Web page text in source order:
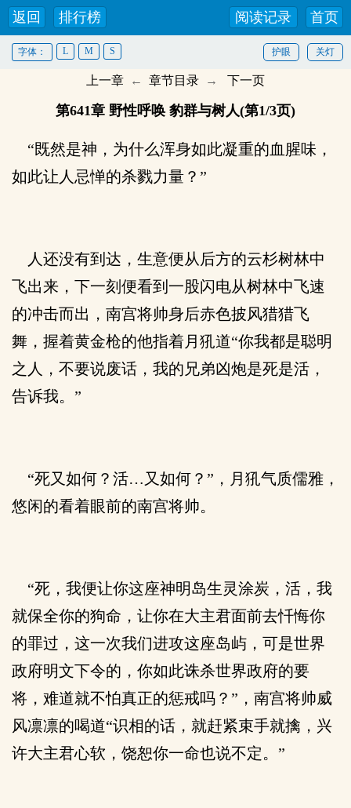
返回 排行榜 首页
阅读记录
关灯
护眼
字体： L M S
上一章 ← 章节目录 → 下一页
第641章 野性呼唤 豹群与树人(第1/3页)
“既然是神，为什么浑身如此凝重的血腥味，
如此让人忌惮的杀戮力量？”
人还没有到达，生意便从后方的云杉树林中
飞出来，下一刻便看到一股闪电从树林中飞速
的冲击而出，南宫将帅身后赤色披风猎猎飞
舞，握着黄金枪的他指着月犼道“你我都是聪明
之人，不要说废话，我的兄弟凶炮是死是活，
告诉我。”
“死又如何？活…又如何？”，月犼气质儒雅，
悠闲的看着眼前的南宫将帅。
“死，我便让你这座神明岛生灵涂炭，活，我
就保全你的狗命，让你在大主君面前去忏悔你
的罪过，这一次我们进攻这座岛屿，可是世界
政府明文下令的，你如此诛杀世界政府的要
将，难道就不怕真正的惩戒吗？”，南宫将帅威
风凛凛的喝道“识相的话，就赶紧束手就擒，兴
许大主君心软，饶恕你一命也说不定。”